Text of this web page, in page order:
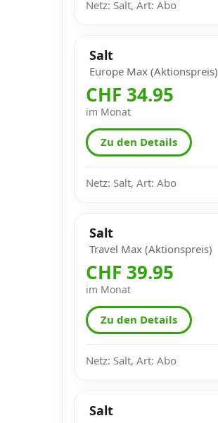
Netz: Salt, Art: Abo
Salt
Europe Max (Aktionspreis)
CHF 34.95
im Monat
Zu den Details
Netz: Salt, Art: Abo
Salt
Travel Max (Aktionspreis)
CHF 39.95
im Monat
Zu den Details
Netz: Salt, Art: Abo
Salt